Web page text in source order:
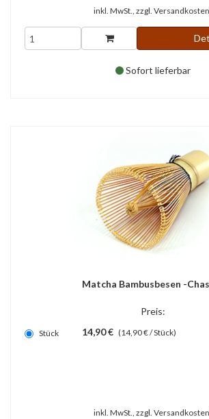
inkl. MwSt., zzgl.
Sofort lieferbar
Matcha Bambusbesen -
Preis:
Stück 14,90 € (14,90 € / Stück)
inkl. MwSt., zzgl.